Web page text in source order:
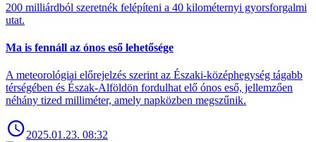
200 milliárdból szeretnék felépíteni a 40 kilométernyi gyorsforgalmi
utat.
Ma is fennáll az ónos eső lehetősége
A meteorológiai előrejelzés szerint az Északi-középhegység tágabb
térségében és Észak-Alföldön fordulhat elő ónos eső, jellemzően
néhány tized milliméter, amely napközben megszűnik.
2025.01.23. 08:32